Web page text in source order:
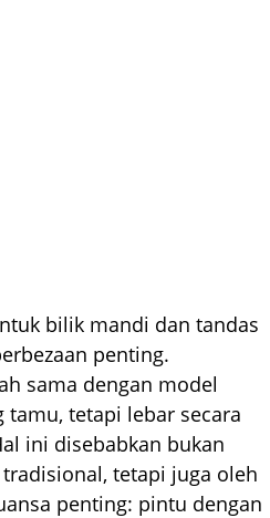
bilik mandi dan tandas
penting.
sama dengan model
tetapi lebar secara
ini disebabkan bukan
tetapi juga oleh
penting: pintu dengan